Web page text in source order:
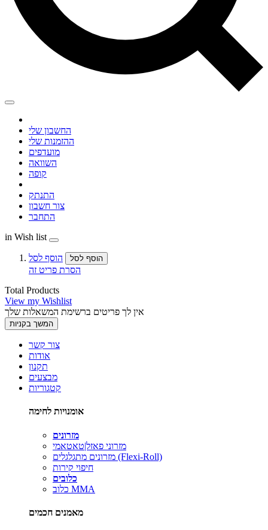
החשבון שלי
ההזמנות שלי
מועדפים
השוואה
קופה
התנתק
צור חשבון
התחבר
in Wish list
הוסף לסל הוסף לסל
הסרת פריט זה
Total Products
View my Wishlist
אין לך פריטים ברשימת המשאלות שלך
המשך בקניות
צור קשר
אודות
תקנון
מבצעים
קטגוריות
אומנויות לחימה
מזרונים
מזרוני פאזל|טאטאמי
מזרונים מתגלגלים (Flexi-Roll)
חיפוי קירות
כלובים
כלוב MMA
מאמנים חכמים